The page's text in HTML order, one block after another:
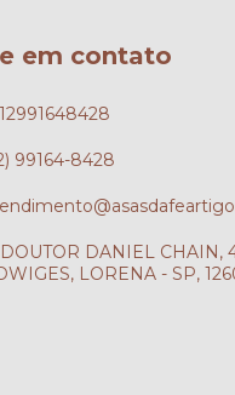
em contato
99164-8428
DANIEL CHAIN,
LORENA - SP,